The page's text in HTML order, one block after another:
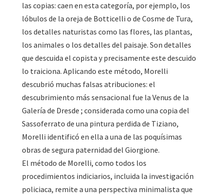
las copias: caen en esta categoría, por ejemplo, los
lóbulos de la oreja de Botticelli o de Cosme de Tura,
los detalles naturistas como las flores, las plantas,
los animales o los detalles del paisaje. Son detalles
que descuida el copista y precisamente este descuido
lo traiciona. Aplicando este método, Morelli
descubrió muchas falsas atribuciones: el
descubrimiento más sensacional fue la Venus de la
Galería de Dresde ; considerada como una copia del
Sassoferrato de una pintura perdida de Tiziano,
Morelli identificó en ella a una de las poquísimas
obras de segura paternidad del Giorgione.
El método de Morelli, como todos los
procedimientos indiciarios, incluida la investigación
policiaca, remite a una perspectiva minimalista que